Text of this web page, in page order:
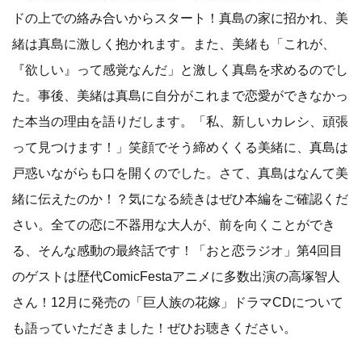
ドの上での絡み合いからスタート！真島の家に招かれ、美
緒は真島に激しく抱かれます。また、美緒も「これが、
『欲しい』って感覚なんだ」と激しく真島を求めるのでし
た。事後、美緒は真島に自分がこれまで恋愛ができなかっ
た本当の理由を語りだします。「私、新しいカレシ、頑張
って見つけます！」笑顔でそう締めくくる美緒に、真島は
戸惑いながらも口を開くのでした。さて、真島はなんて美
緒に伝えたのか！？気になる続きはぜひ本編をご確認くだ
さい。全ての恋に不器用な大人が、前を向くことができ
る、そんな感動の最終話です！「おと恋ラジオ」第4回目
のゲストは歴代ComicFestaアニメに多数出演の高塚智人
さん！12月に発売の「巨人族の花嫁」ドラマCDについて
も語っていただきました！ぜひお聴きください。